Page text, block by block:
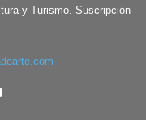
y Turismo. Suscripción